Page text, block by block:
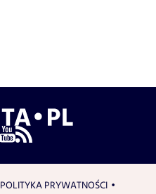
POLITYKA PRYWATNOŚCI